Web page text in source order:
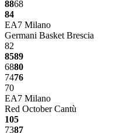
8868
84
EA7 Milano
Germani Basket Brescia
82
8589
6880
7476
70
EA7 Milano
Red October Cantù
105
7387